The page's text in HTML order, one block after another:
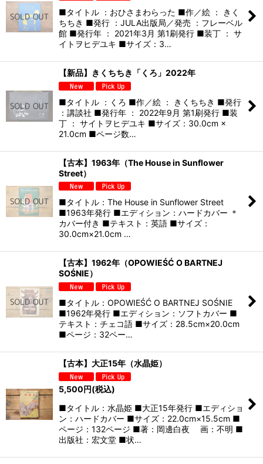
■タイトル ：おひさまわらった ■作／絵 ： きく
ちちき ■発行 ：JULA出版局／発売 ：フレーベル
館 ■発行年 ： 2021年3月 第1刷発行 ■装丁 ： サ
イトヲヒデユキ ■サイズ：3…
【新品】きくちちき「くろ」2022年
■タイトル ：くろ ■作／絵 ： きくちちき ■発行
：講談社 ■発行年 ： 2022年9月 第1刷発行 ■装
丁 ： サイトヲヒデユキ ■サイズ：30.0cm ×
21.0cm ■ページ数…
【古本】1963年（The House in Sunflower
Street）
■タイトル：The House in Sunflower Street
■1963年発行 ■エディション：ハードカバー ＊
カバー付き ■テキスト：英語 ■サイズ：
30.0cm×21.0cm …
【古本】1962年（OPOWIEŚĆ O BARTNEJ
SOŚNIE）
■タイトル：OPOWIEŚĆ O BARTNEJ SOŚNIE
■1962年発行 ■エディション：ソフトカバー ■
テキスト：チェコ語 ■サイズ：28.5cm×20.0cm
■ページ：32ペー…
【古本】大正15年（水晶姫）
5,500円(税込)
■タイトル：水晶姫 ■大正15年発行 ■エディショ
ン：ハードカバー ■サイズ：22.0cm×15.5cm ■
ページ：132ページ ■著：岡邊白夜 画：不明 ■
出版社：宏文堂 ■状…